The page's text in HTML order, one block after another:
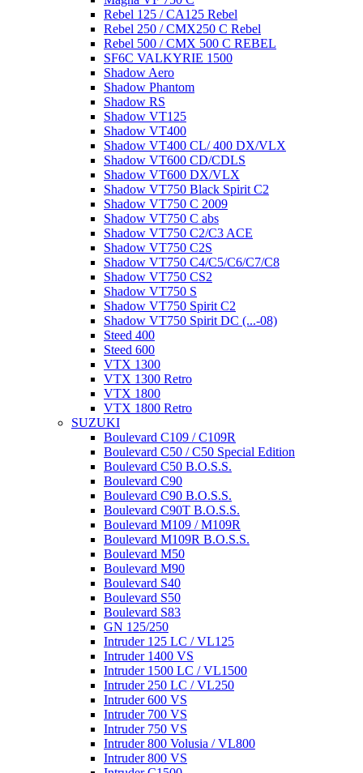
Rebel 125 / CA125 Rebel
Rebel 250 / CMX250 C Rebel
Rebel 500 / CMX 500 C REBEL
SF6C VALKYRIE 1500
Shadow Aero
Shadow Phantom
Shadow RS
Shadow VT125
Shadow VT400
Shadow VT400 CL/ 400 DX/VLX
Shadow VT600 CD/CDLS
Shadow VT600 DX/VLX
Shadow VT750 Black Spirit C2
Shadow VT750 C 2009
Shadow VT750 C abs
Shadow VT750 C2/C3 ACE
Shadow VT750 C2S
Shadow VT750 C4/C5/C6/C7/C8
Shadow VT750 CS2
Shadow VT750 S
Shadow VT750 Spirit C2
Shadow VT750 Spirit DC (...-08)
Steed 400
Steed 600
VTX 1300
VTX 1300 Retro
VTX 1800
VTX 1800 Retro
SUZUKI
Boulevard C109 / C109R
Boulevard C50 / C50 Special Edition
Boulevard C50 B.O.S.S.
Boulevard C90
Boulevard C90 B.O.S.S.
Boulevard C90T B.O.S.S.
Boulevard M109 / M109R
Boulevard M109R B.O.S.S.
Boulevard M50
Boulevard M90
Boulevard S40
Boulevard S50
Boulevard S83
GN 125/250
Intruder 125 LC / VL125
Intruder 1400 VS
Intruder 1500 LC / VL1500
Intruder 250 LC / VL250
Intruder 600 VS
Intruder 700 VS
Intruder 750 VS
Intruder 800 Volusia / VL800
Intruder 800 VS